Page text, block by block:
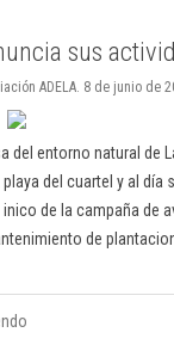
sus
ADELA. 8 de junio de
del entorno natural de
playa del cuartel y al
inico de la campaña de
de